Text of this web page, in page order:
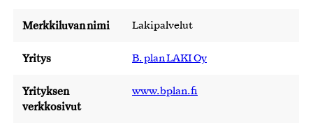
Merkkiluvan nimi Lakipalvelut
Yritys B. plan LAKI Oy
Yrityksen
verkkosivut
www.bplan.fi